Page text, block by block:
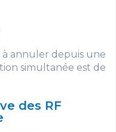
annuler depuis une
simultanée est de
des RF